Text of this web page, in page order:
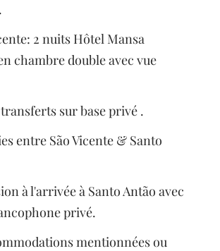
2 nuits Hôtel Mansa
chambre double avec vue
sur base privé .
entre São Vicente & Santo
à l'arrivée à Santo Antão avec
privé.
mentionnées ou